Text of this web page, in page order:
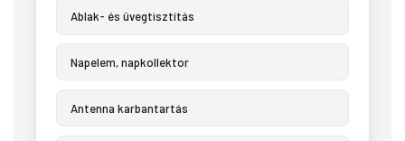
Ablak- és üvegtisztítás
Napelem, napkollektor
Antenna karbantartás